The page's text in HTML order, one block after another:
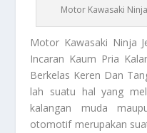
Motor Kawasaki
Motor Kawasaki Ninja
Incaran Kaum Pria
Berkelas Keren Dan
lah suatu hal yang
kalangan muda
otomotif merupakan